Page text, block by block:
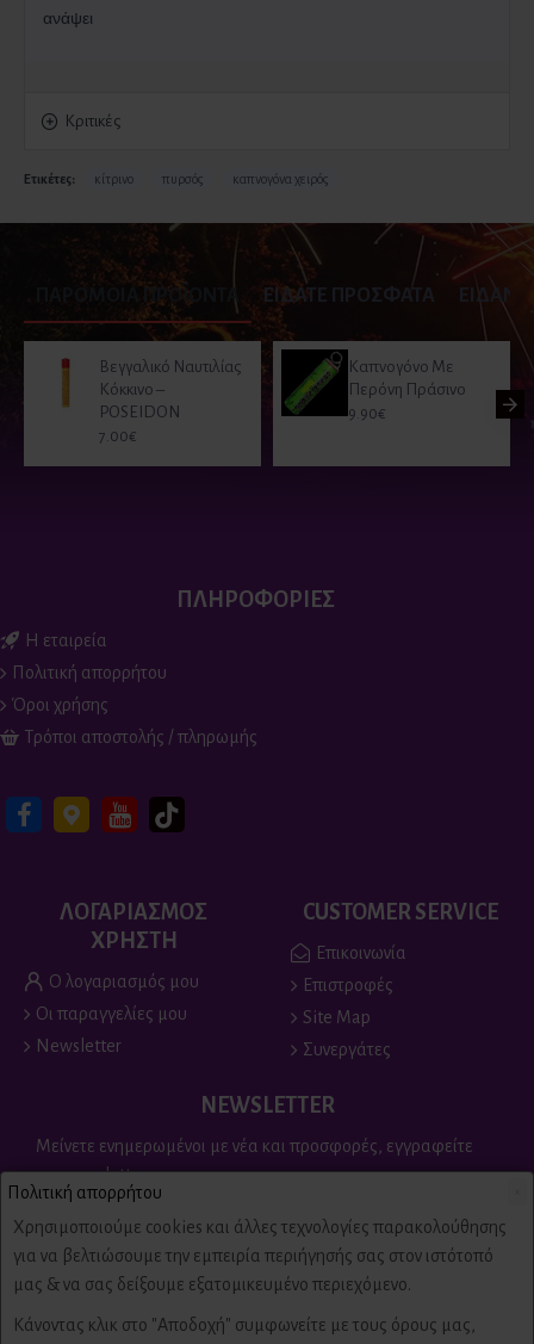
ανάψει
Κριτικές
Ετικέτες: κίτρινο πυρσός καπνογόνα χειρός
ΠΑΡΟΜΟΙΑ ΠΡΟΪΟΝΤΑ ΕΙΔΑΤΕ ΠΡΟΣΦΑΤΑ ΕΙΔΑΝ
Βεγγαλικό Ναυτιλίας
Κόκκινο –
POSEIDON
7.00€
Καπνογόνο Με
Περόνη Πράσινο
9.90€
ΠΛΗΡΟΦΟΡΙΕΣ
Η εταιρεία
Πολιτική απορρήτου
Όροι χρήσης
Τρόποι αποστολής / πληρωμής
ΛΟΓΑΡΙΑΣΜΟΣ
ΧΡΗΣΤΗ
Ο λογαριασμός μου
Οι παραγγελίες μου
Newsletter
CUSTOMER SERVICE
Επικοινωνία
Επιστροφές
Site Map
Συνεργάτες
NEWSLETTER
Μείνετε ενημερωμένοι με νέα και προσφορές, εγγραφείτε
στο newsletter
Send
Πολιτική απορρήτου & όροι χρήσης
Πολιτική απορρήτου
Χρησιμοποιούμε cookies και άλλες τεχνολογίες παρακολούθησης
για να βελτιώσουμε την εμπειρία περιήγησής σας στον ιστότοπό
μας & να σας δείξουμε εξατομικευμένο περιεχόμενο.
Κάνοντας κλικ στο "Αποδοχή" συμφωνείτε με τους όρους μας,